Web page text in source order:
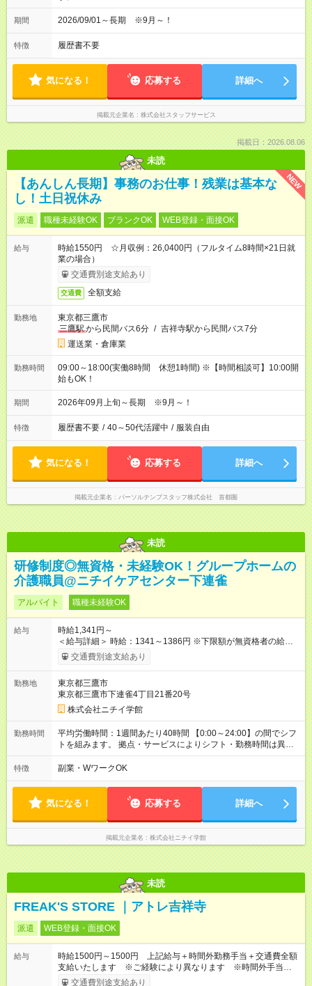
期間 2026/09/01～長期 ※9月～！
特徴 履歴書不要
気になる！ 応募する 詳細へ
掲載元企業名 株式会社スタッフサービス
掲載日：2026.08.06
未読
NEW
【あんしん長期】事務のお仕事！残業は基本な
し！土日祝休み
派遣 職種未経験OK ブランクOK WEB登録・面接OK
給与
時給1550円 ☆月収例：26,0400円（フルタイム8時間×21日就
業の場合）
交通費別途支給あり
交通費 全額支給
勤務地
東京都三鷹市
三鷹駅から民間バス6分 / 吉祥寺駅から民間バス7分
運送業・倉庫業
勤務時間
09:00～18:00(実働8時間 休憩1時間) ※【時間相談可】10:00開
始もOK！
期間 2026年09月上旬～長期 ※9月～！
特徴 履歴書不要 / 40～50代活躍中 / 服装自由
気になる！ 応募する 詳細へ
掲載元企業名 パーソルテンプスタッフ株式会社 首都圏
未読
研修制度◎無資格・未経験OK！グループホームの
介護職員@ニチイケアセンター下連雀
アルバイト 職種未経験OK
給与
時給1,341円～
＜給与詳細＞ 時給：1341～1386円 ※下限額が無資格者の給与
です。 【試用期間】試用期間あり 試用期間の長さ：3ヶ月 雇用
形態、給与は本採用時と同じです。
交通費別途支給あり
勤務地
東京都三鷹市
東京都三鷹市下連雀4丁目21番20号
株式会社ニチイ学館
勤務時間
平均労働時間：1週間あたり40時間 【0:00～24:00】の間でシフ
トを組みます。 拠点・サービスによりシフト・勤務時間は異な
ります。 ＜シフト例＞ 早番：7:30～16:30 日勤：9:00～18:00
遅番：10:30～19:30 夜勤：16:30～翌9:30 ※上記は一例です。
たり40時間 【0:00～24:00】の間でシフトを組みます。 拠点・
サービスによりシフト・勤務時間は異なります。 ＜シフト例＞
早番：7:30～16:30 日勤：9:00～18:00 遅番：10:30～19:30 夜
勤：16:30～翌9:30 ※上記は一例です。 ※勤務日数や時間帯はご
相談ください。
特徴 副業・WワークOK
気になる！ 応募する 詳細へ
掲載元企業名 株式会社ニチイ学館
未読
FREAK'S STORE ｜アトレ吉祥寺
派遣 WEB登録・面接OK
給与
時給1500円～1500円 上記給与＋時間外勤務手当＋交通費全額
支給いたします ※ご経験により異なります ※時間外手当はお
時給の1.25倍です！
交通費別途支給あり